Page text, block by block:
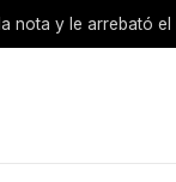
nota y le arrebató